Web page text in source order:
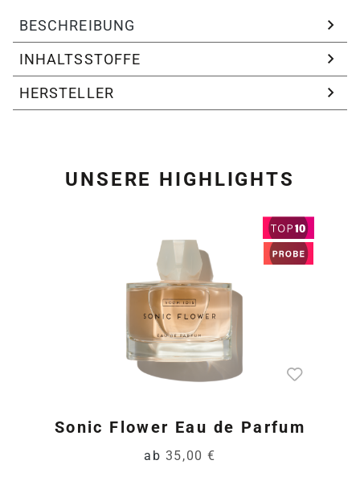
BESCHREIBUNG
INHALTSSTOFFE
HERSTELLER
UNSERE HIGHLIGHTS
Sonic Flower Eau de Parfum
ab 35,00 €